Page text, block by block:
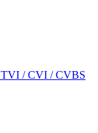
TVI / CVI / CVBS